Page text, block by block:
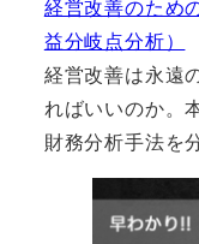
経営改善のため
益分岐点分析）
経営改善は永遠
ればいいのか。
財務分析手法を